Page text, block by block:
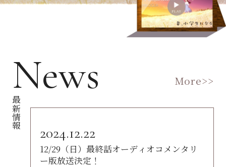
News
最新情報
2024.12.22
12/29（日）最終話オーディオコメンタリ
ー版放送決定！
More>>